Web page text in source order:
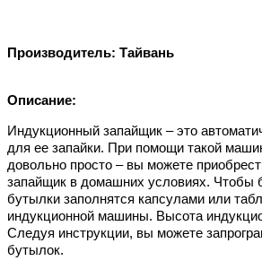
Производитель: Тайвань
Описание:
Индукционный запайщик – это
для ее запайки. При помощи такой
довольно просто – вы можете
запайщик в домашних условиях.
бутылки заполнятся капсулами или
индукционной машины. Высота
Следуя инструкции, вы можете
бутылок.